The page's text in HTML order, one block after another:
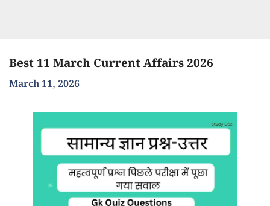
Best 11 March Current Affairs 2026
March 11, 2026